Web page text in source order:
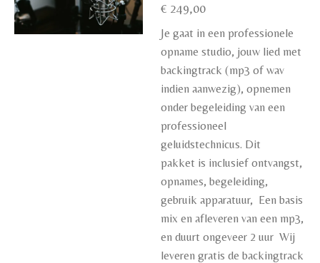
€ 249,00
Je gaat in een professionele
opname studio, jouw lied met
backingtrack (mp3 of wav
indien aanwezig), opnemen
onder begeleiding van een
professioneel
geluidstechnicus. Dit
pakket is inclusief ontvangst,
opnames, begeleiding,
gebruik apparatuur, Een basis
mix en afleveren van een mp3,
en duurt ongeveer 2 uur Wij
leveren gratis de backingtrack